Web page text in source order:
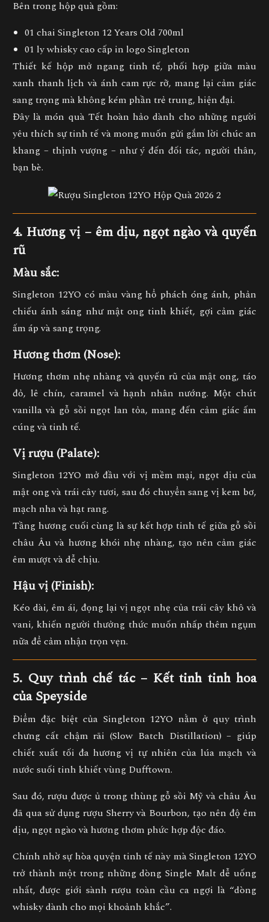
Bên trong hộp quà gồm:
01 chai Singleton 12 Years Old 700ml
01 ly whisky cao cấp in logo Singleton
Thiết kế hộp mở ngang tinh tế, phối hợp giữa màu
xanh thanh lịch và ánh cam rực rỡ, mang lại cảm giác
sang trọng mà không kém phần trẻ trung, hiện đại.
Đây làmón quà Tết hoàn hảo dành cho những người
yêu thích sự tinh tế và mong muốn gửi gắm lời chúc an
khang – thịnh vượng – như ý đến đối tác, người thân,
bạn bè.
4. Hương vị – êm dịu, ngọt ngào và quyến
rũ
Màu sắc:
Singleton 12YO có màuvàng hổ phách óng ánh, phản
chiếu ánh sáng như mật ong tinh khiết, gợi cảm giác
ấm áp và sang trọng.
Hương thơm (Nose):
Hương thơm nhẹ nhàng và quyến rũ củamật ong, táo
đỏ, lê chín, caramel và hạnh nhân nướng. Một chút
vanilla và gỗ sồi ngọtlan tỏa, mang đến cảm giác ấm
cúng và tinh tế.
Vị rượu (Palate):
Singleton 12YO mở đầu với vị mềm mại, ngọt dịu của
mật ong và trái cây tươi, sau đó chuyển sangvị kem bơ,
mạch nha và hạt rang.
Tầng hương cuối cùng là sự kết hợp tinh tế giữa gỗ sồi
châu Âu và hương khói nhẹ nhàng, tạo nên cảm giác
êm mượt và dễ chịu.
Hậu vị (Finish):
Kéo dài, êm ái, đọng lại vịngọt nhẹ của trái cây khô và
vani, khiến người thưởng thức muốn nhấp thêm ngụm
nữa để cảm nhận trọn vẹn.
5. Quy trình chế tác – Kết tinh tinh hoa
của Speyside
Điểm đặc biệt của Singleton 12YO nằm ở quy trình
chưng cất chậm rãi (Slow Batch Distillation) – giúp
chiết xuất tối đa hương vị tự nhiên của lúa mạch và
nước suối tinh khiết vùng Dufftown.
Sau đó, rượu được ủ trong thùng gỗ sồi Mỹ và châu Âu
đã qua sử dụng rượu Sherry và Bourbon, tạo nênđộ êm
dịu, ngọt ngào và hương thơm phức hợp độc đáo.
Chính nhờ sự hòa quyện tinh tế này mà Singleton 12YO
trở thành một trong những dòngSingle Malt dễ uống
nhất, được giới sành rượu toàn cầu ca ngợi là “dòng
whisky dành cho mọi khoảnh khắc”.